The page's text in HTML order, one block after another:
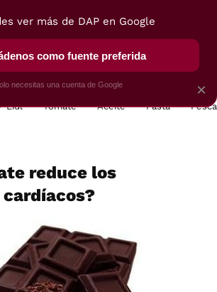
SELECCIÓN VEGUI
Lidl Tomate Aceite Pasta
reduce los
×
ver más de DAP en Google
como fuente preferida
necesitas una cuenta de Google